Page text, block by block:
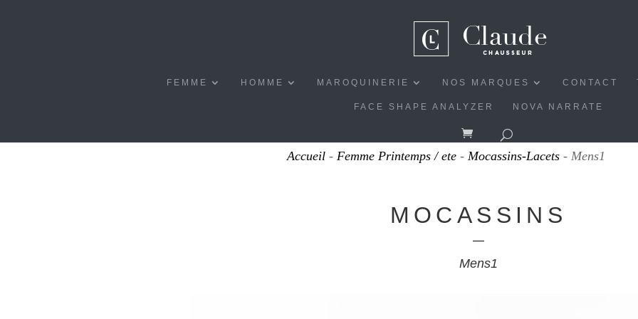
FEMME HOMME MAROQUINERIE NOS MARQUES CONTACT
FACE SHAPE ANALYZER NOVA NARRATE
Accueil - Femme Printemps / ete - Mocassins-Lacets - Mens1
MOCASSINS
Mens1